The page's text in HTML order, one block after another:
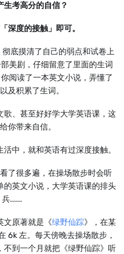
考高分的自信？
深度的接触」即可。
底摸清了自己的弱点和试卷上
美剧，仔细留意了里面的生词
阅读了一本英文小说，弄懂了
及积累了生词。
歌、甚至好好学大学英语课，这
你带来自信。
中，就和英语有过深度接触。
了很多遍，在操场散步时会听
的英文小说，大学英语课的排头
兵......
文原著就是《绿野仙踪》，在某
6k 左。每天傍晚去操场散步，
不到一个月就把《绿野仙踪》听